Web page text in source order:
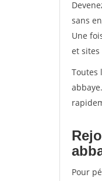
sans
Une
et
Toutes
Pour